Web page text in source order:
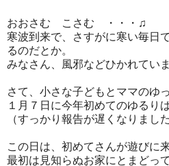
おおさむ こさむ ・・・♫
寒波到来で、さすがに寒い毎日
るのだとか。
みなさん、風邪などひかれてい
さて、小さな子どもとママのゆ
１月７日に今年初めてのゆるり
（すっかり報告が遅くなりました
この日は、初めてさんが遊びに
最初は見知らぬお家にとまどっ